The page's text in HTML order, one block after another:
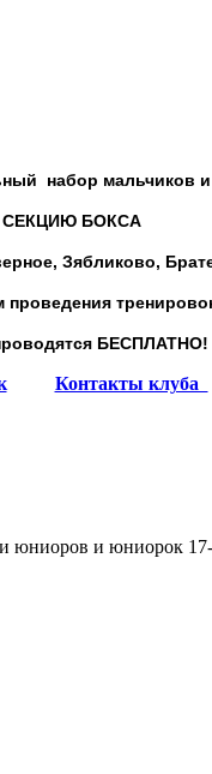
набор мальчиков
СЕКЦИЮ БОКСА
Зябликово,
БЕСПЛАТНО!
Контакты клуба
юниоров и юниорок